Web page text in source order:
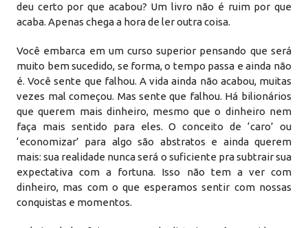
deu certo por que acabou? Um livro não é ruim por que
acaba. Apenas chega a hora de ler outra coisa.
Você embarca em um curso superior pensando que será
muito bem sucedido, se forma, o tempo passa e ainda não
é. Você sente que falhou. A vida ainda não acabou, muitas
vezes mal começou. Mas sente que falhou. Há bilionários
que querem mais dinheiro, mesmo que o dinheiro nem
faça mais sentido para eles. O conceito de ‘caro’ ou
‘economizar’ para algo são abstratos e ainda querem
mais: sua realidade nunca será o suficiente pra subtrair sua
expectativa com a fortuna. Isso não tem a ver com
dinheiro, mas com o que esperamos sentir com nossas
conquistas e momentos.